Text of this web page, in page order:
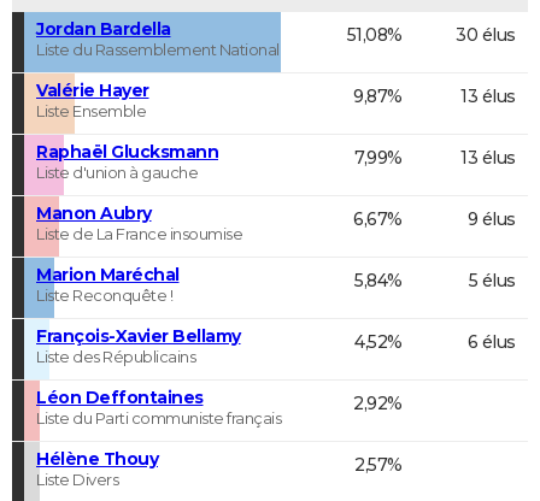
Jordan Bardella
Liste du Rassemblement National
51,08% 30 élus
Valérie Hayer
Liste Ensemble
9,87% 13 élus
Raphaël Glucksmann
Liste d'union à gauche
7,99% 13 élus
Manon Aubry
Liste de La France insoumise
6,67% 9 élus
Marion Maréchal
Liste Reconquête !
5,84% 5 élus
François-Xavier Bellamy
Liste des Républicains
4,52% 6 élus
Léon Deffontaines
Liste du Parti communiste français
2,92%
Hélène Thouy
Liste Divers
2,57%